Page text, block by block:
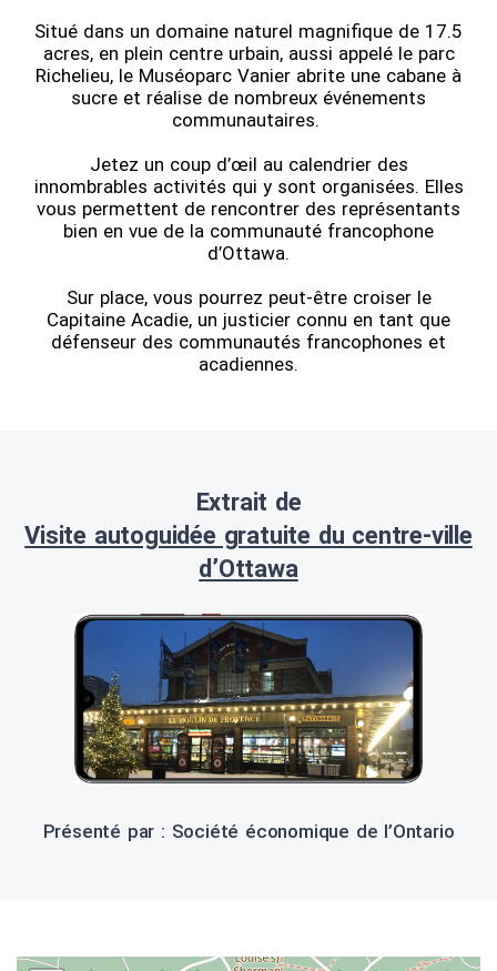
Situé dans un domaine naturel magnifique de 17.5
acres, en plein centre urbain, aussi appelé le parc
Richelieu, le Muséoparc Vanier abrite une cabane à
sucre et réalise de nombreux événements
communautaires.
Jetez un coup d’œil au calendrier des
innombrables activités qui y sont organisées. Elles
vous permettent de rencontrer des représentants
bien en vue de la communauté francophone
d’Ottawa.
Sur place, vous pourrez peut-être croiser le
Capitaine Acadie, un justicier connu en tant que
défenseur des communautés francophones et
acadiennes.
Extrait de
Visite autoguidée gratuite du centre-ville
d’Ottawa
Présenté par : Société économique de l’Ontario